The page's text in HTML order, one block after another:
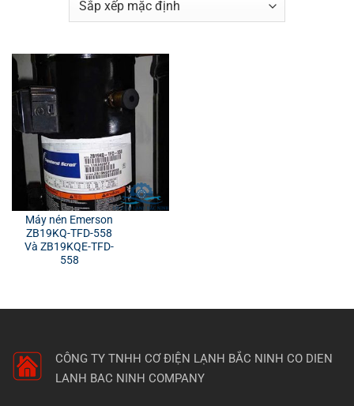
Máy nén Emerson
ZB19KQ-TFD-558
Và ZB19KQE-TFD-
558
CÔNG TY TNHH CƠ ĐIỆN LẠNH BẮC NINH CO DIEN
LANH BAC NINH COMPANY